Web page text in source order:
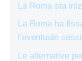
La Roma sta
La Roma ha
l’eventuale
Le alternative